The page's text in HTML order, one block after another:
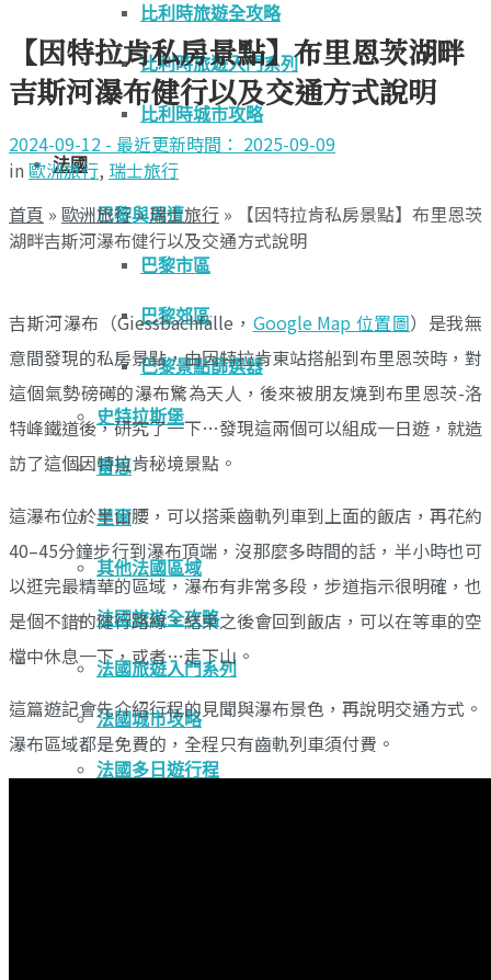
比利時旅遊全攻略
比利時旅遊入門系列
比利時城市攻略
法國
巴黎與周遭
巴黎市區
巴黎郊區
巴黎景點篩選器
史特拉斯堡
雷恩
里爾
其他法國區域
法國旅遊全攻略
法國旅遊入門系列
法國城市攻略
法國多日遊行程
【因特拉肯私房景點】布里恩茨湖畔
吉斯河瀑布健行以及交通方式說明
2024-09-12 - 最近更新時間： 2025-09-09
in 歐洲旅行, 瑞士旅行
首頁 » 歐洲旅行»瑞士旅行 »
【因特拉肯私房景點】布里恩茨
湖畔吉斯河瀑布健行以及交通方式說明
吉斯河瀑布（Giessbachfälle， Google Map 位置圖）是我無
意間發現的私房景點，由因特拉肯東站搭船到布里恩茨時，對
這個氣勢磅礡的瀑布驚為天人，後來被朋友燒到布里恩茨-洛
特峰鐵道後，研究了一下…發現這兩個可以組成一日遊，就造
訪了這個因特拉肯秘境景點。
這瀑布位於半山腰，可以搭乘齒軌列車到上面的飯店，再花約
40–45分鐘步行到瀑布頂端，沒那麼多時間的話，半小時也可
以逛完最精華的區域，瀑布有非常多段，步道指示很明確，也
是個不錯的健行路線。結束之後會回到飯店，可以在等車的空
檔中休息一下，或者…走下山。
這篇遊記會先介紹行程的見聞與瀑布景色，再說明交通方式。
瀑布區域都是免費的，全程只有齒軌列車須付費。